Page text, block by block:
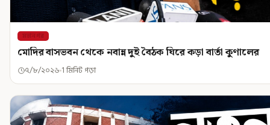
মহানগর
মোদির বাসভবন থেকে নবান্ন দুই বৈঠক ঘিরে কড়া বার্তা কুণালের
৭/৮/২০২৬ 1 মিনিট পড়া